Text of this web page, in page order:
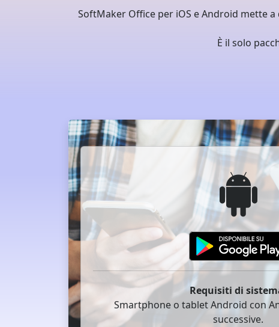
SoftMaker Office per iOS e Android mette
È il solo
Requisiti di
Smartphone o tablet Android con
successive.